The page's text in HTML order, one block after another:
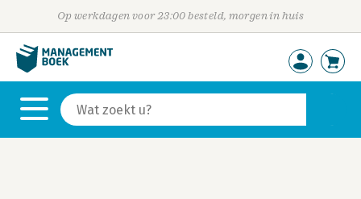
Op werkdagen voor 23:00 besteld, morgen in huis